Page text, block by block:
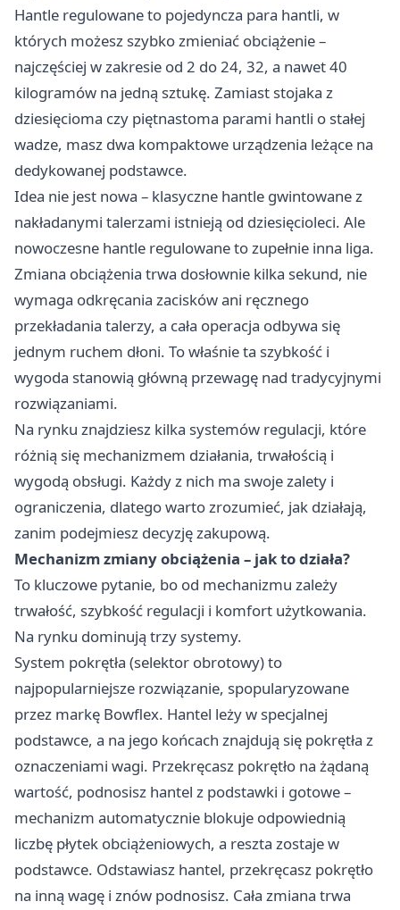
Hantle regulowane to pojedyncza para hantli, w
których możesz szybko zmieniać obciążenie –
najczęściej w zakresie od 2 do 24, 32, a nawet 40
kilogramów na jedną sztukę. Zamiast stojaka z
dziesięcioma czy piętnastoma parami hantli o stałej
wadze, masz dwa kompaktowe urządzenia leżące na
dedykowanej podstawce.
Idea nie jest nowa – klasyczne hantle gwintowane z
nakładanymi talerzami istnieją od dziesięcioleci. Ale
nowoczesne hantle regulowane to zupełnie inna liga.
Zmiana obciążenia trwa dosłownie kilka sekund, nie
wymaga odkręcania zacisków ani ręcznego
przekładania talerzy, a cała operacja odbywa się
jednym ruchem dłoni. To właśnie ta szybkość i
wygoda stanowią główną przewagę nad tradycyjnymi
rozwiązaniami.
Na rynku znajdziesz kilka systemów regulacji, które
różnią się mechanizmem działania, trwałością i
wygodą obsługi. Każdy z nich ma swoje zalety i
ograniczenia, dlatego warto zrozumieć, jak działają,
zanim podejmiesz decyzję zakupową.
Mechanizm zmiany obciążenia – jak to działa?
To kluczowe pytanie, bo od mechanizmu zależy
trwałość, szybkość regulacji i komfort użytkowania.
Na rynku dominują trzy systemy.
System pokrętła (selektor obrotowy) to
najpopularniejsze rozwiązanie, spopularyzowane
przez markę Bowflex. Hantel leży w specjalnej
podstawce, a na jego końcach znajdują się pokrętła z
oznaczeniami wagi. Przekręcasz pokrętło na żądaną
wartość, podnosisz hantel z podstawki i gotowe –
mechanizm automatycznie blokuje odpowiednią
liczbę płytek obciążeniowych, a reszta zostaje w
podstawce. Odstawiasz hantel, przekręcasz pokrętło
na inną wagę i znów podnosisz. Cała zmiana trwa